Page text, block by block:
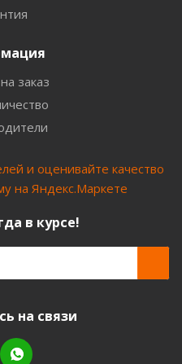
заказ
в курсе!
на связи